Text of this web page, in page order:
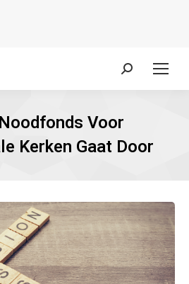
Zoeken:
Voor
Kerken Gaat Door